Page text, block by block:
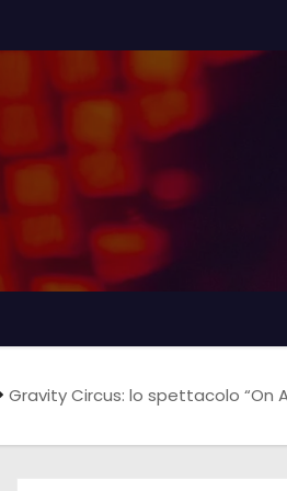
Gravity Circus: lo spettacolo “On